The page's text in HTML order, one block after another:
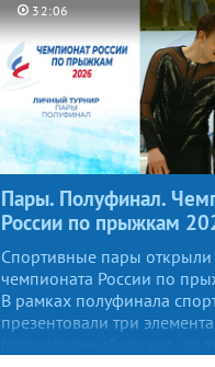
32:06
Пары. Полуфинал.
России по прыжкам
Спортивные пары открыли
чемпионата России по
В рамках полуфинала
презентовали три элемента